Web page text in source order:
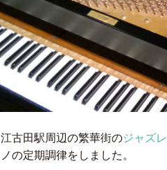
江古田駅周辺の繁華街のジャズ
ノの定期調律をしました。